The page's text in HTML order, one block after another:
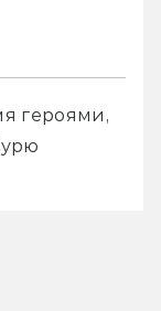
героями,